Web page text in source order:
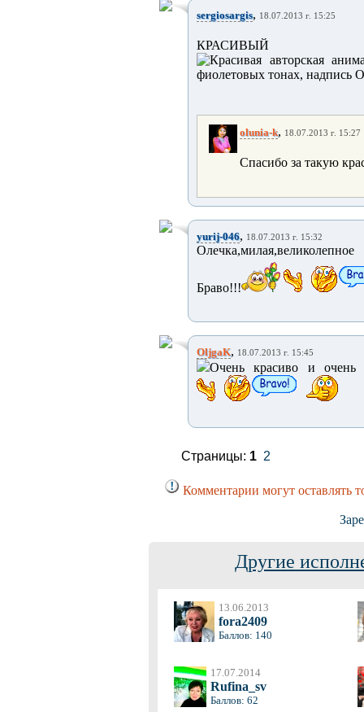
sergiosargis, 18.07.2013 г. 15:25
КРАСИВЫЙ
olunia-k, 18.07.2013 г. 15:27
Спасибо за такую
yurij-046, 18.07.2013 г. 15:32
Браво!!!
OljgaK, 18.07.2013 г. 15:45
Очень красиво и очень
Страницы: 1 2
Комментарии могут оставлять
Другие
13.06.2013
fora2409
Баллов: 140
17.07.2014
Rufina_sv
Баллов: 62